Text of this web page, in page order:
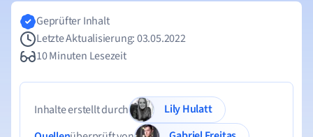
Geprüfter Inhalt
Letzte Aktualisierung: 03.05.2022
10 Minuten Lesezeit
Inhalte erstellt durch
Lily Hulatt